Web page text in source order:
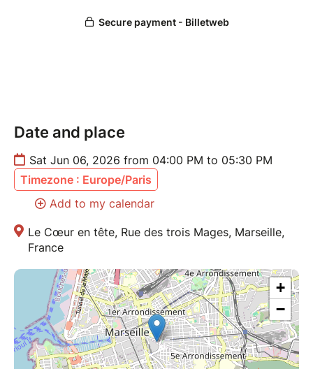
12h30 — Repas partagé
Sortir du mental. Revenir au ressenti et à la présence.
16h00 — Initiation au Zouk Brésilien
Rythme, connexion, musicalité. Débutant·es
bienvenu.es !
17h45 — Espace Émergence
Et si nous nous offrions simplement du temps ?
Créer, échanger, dessiner, tirer les cartes… ou
simplement être là.
19h00 — Cabaret d'Improvisation
Un spectacle entièrement improvisé où tout peut
arriver. Personne ne sait ce qui va se passer, pas
Date and place
Sat Jun 06, 2026 from 04:00 PM to 05:30 PM
Timezone : Europe/Paris
Add to my calendar
Le Cœur en tête, Rue des trois Mages, Marseille,
France
+
−